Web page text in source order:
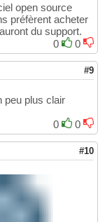
open source
préfèrent acheter
du support.
0
0
#9
peu plus clair
0
0
#10